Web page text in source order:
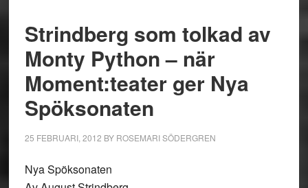
Strindberg som tolkad av
Monty Python – när
Moment:teater ger Nya
Spöksonaten
25 FEBRUARI, 2012 BY ROSEMARI SÖDERGREN
Nya Spöksonaten